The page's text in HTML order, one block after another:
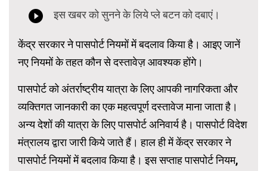
केंद्र सरकार ने पासपोर्ट नियमों में बदलाव किया है। आइए जानें
नए नियमों के तहत कौन से दस्तावेज़ आवश्यक होंगे।
पासपोर्ट को अंतर्राष्ट्रीय यात्रा के लिए आपकी नागरिकता और
व्यक्तिगत जानकारी का एक महत्वपूर्ण दस्तावेज माना जाता है।
अन्य देशों की यात्रा के लिए पासपोर्ट अनिवार्य है। पासपोर्ट विदेश
मंत्रालय द्वारा जारी किये जाते हैं। हाल ही में केंद्र सरकार ने
पासपोर्ट नियमों में बदलाव किया है। इस सप्ताह पासपोर्ट नियम,